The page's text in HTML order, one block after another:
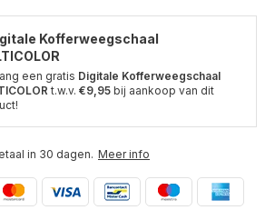
besteld, is vandaag verzonden (ma-vr)
Kofferweegschaal
een gratis Digitale Kofferweegschaal
t.w.v. €9,95 bij aankoop van dit
in 30 dagen. Meer info